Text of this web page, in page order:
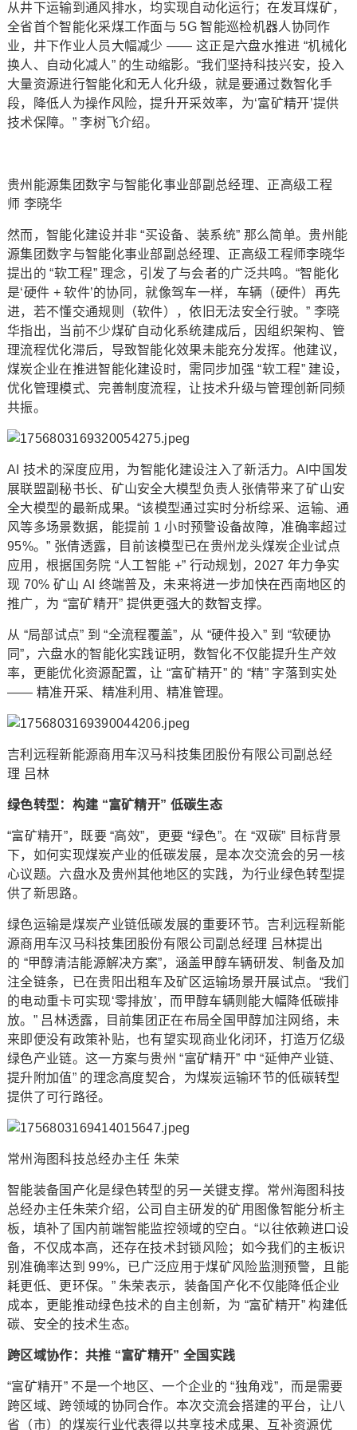
从井下运输到通风排水，均实现自动化运行；在发耳煤矿，
全省首个智能化采煤工作面与 5G 智能巡检机器人协同作
业，井下作业人员大幅减少 —— 这正是六盘水推进 “机械化
换人、自动化减人” 的生动缩影。“我们坚持科技兴安，投入
大量资源进行智能化和无人化升级，就是要通过数智化手
段，降低人为操作风险，提升开采效率，为‘富矿精开’提供
技术保障。” 李树飞介绍。
贵州能源集团数字与智能化事业部副总经理、正高级工程
师 李晓华
然而，智能化建设并非 “买设备、装系统” 那么简单。贵州能
源集团数字与智能化事业部副总经理、正高级工程师李晓华
提出的 “软工程” 理念，引发了与会者的广泛共鸣。“智能化
是‘硬件 + 软件’的协同，就像驾车一样，车辆（硬件）再先
进，若不懂交通规则（软件），依旧无法安全行驶。” 李晓
华指出，当前不少煤矿自动化系统建成后，因组织架构、管
理流程优化滞后，导致智能化效果未能充分发挥。他建议，
煤炭企业在推进智能化建设时，需同步加强 “软工程” 建设，
优化管理模式、完善制度流程，让技术升级与管理创新同频
共振。
AI 技术的深度应用，为智能化建设注入了新活力。AI中国发
展联盟副秘书长、矿山安全大模型负责人张倩带来了矿山安
全大模型的最新成果。“该模型通过实时分析综采、运输、通
风等多场景数据，能提前 1 小时预警设备故障，准确率超过
95%。” 张倩透露，目前该模型已在贵州龙头煤炭企业试点
应用，根据国务院 “人工智能 +” 行动规划，2027 年力争实
现 70% 矿山 AI 终端普及，未来将进一步加快在西南地区的
推广，为 “富矿精开” 提供更强大的数智支撑。
从 “局部试点” 到 “全流程覆盖”，从 “硬件投入” 到 “软硬协
同”，六盘水的智能化实践证明，数智化不仅能提升生产效
率，更能优化资源配置，让 “富矿精开” 的 “精” 字落到实处
—— 精准开采、精准利用、精准管理。
吉利远程新能源商用车汉马科技集团股份有限公司副总经
理 吕林
绿色转型：构建 “富矿精开” 低碳生态
“富矿精开”，既要 “高效”，更要 “绿色”。在 “双碳” 目标背景
下，如何实现煤炭产业的低碳发展，是本次交流会的另一核
心议题。六盘水及贵州其他地区的实践，为行业绿色转型提
供了新思路。
绿色运输是煤炭产业链低碳发展的重要环节。吉利远程新能
源商用车汉马科技集团股份有限公司副总经理 吕林提出
的 “甲醇清洁能源解决方案”，涵盖甲醇车辆研发、制备及加
注全链条，已在贵阳出租车及矿区运输场景开展试点。“我们
的电动重卡可实现‘零排放’，而甲醇车辆则能大幅降低碳排
放。” 吕林透露，目前集团正在布局全国甲醇加注网络，未
来即便没有政策补贴，也有望实现商业化闭环，打造万亿级
绿色产业链。这一方案与贵州 “富矿精开” 中 “延伸产业链、
提升附加值” 的理念高度契合，为煤炭运输环节的低碳转型
提供了可行路径。
常州海图科技总经办主任 朱荣
智能装备国产化是绿色转型的另一关键支撑。常州海图科技
总经办主任朱荣介绍，公司自主研发的矿用图像智能分析主
板，填补了国内前端智能监控领域的空白。“以往依赖进口设
备，不仅成本高，还存在技术封锁风险；如今我们的主板识
别准确率达到 99%，已广泛应用于煤矿风险监测预警，且能
耗更低、更环保。” 朱荣表示，装备国产化不仅能降低企业
成本，更能推动绿色技术的自主创新，为 “富矿精开” 构建低
碳、安全的技术生态。
跨区域协作：共推 “富矿精开” 全国实践
“富矿精开” 不是一个地区、一个企业的 “独角戏”，而是需要
跨区域、跨领域的协同合作。本次交流会搭建的平台，让八
省（市）的煤炭行业代表得以共享技术成果、互补资源优